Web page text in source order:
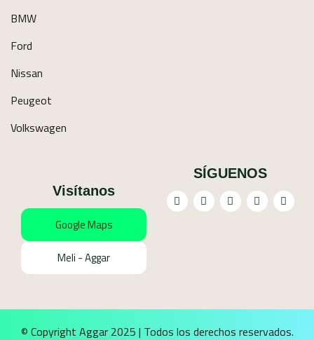
BMW
Ford
Nissan
Peugeot
Volkswagen
Visítanos
Google Maps
Meli - Aggar
SÍGUENOS
© Copyright Aggar 2025 | Todos los derechos reservados.